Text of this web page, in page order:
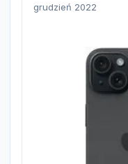
grudzień 2022